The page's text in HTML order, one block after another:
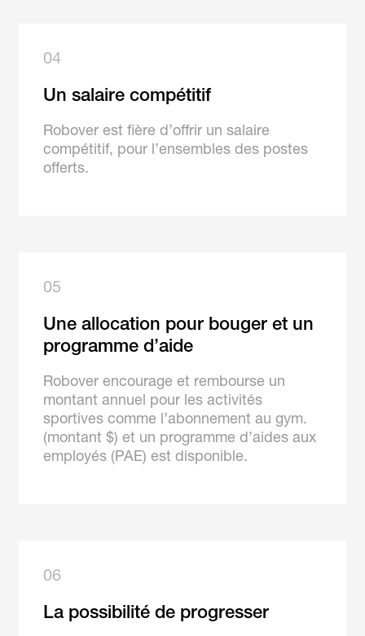
04
Un salaire compétitif
Robover est fière d’offrir un salaire
compétitif, pour l’ensembles des postes
offerts.
05
Une allocation pour bouger et un
programme d’aide
Robover encourage et rembourse un
montant annuel pour les activités
sportives comme l’abonnement au gym.
(montant $) et un programme d’aides aux
employés (PAE) est disponible.
06
La possibilité de progresser